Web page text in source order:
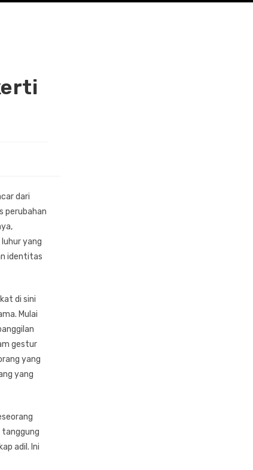
dari
perubahan
yang
identitas
di sini
Mulai
gestur
yang
yang
tanggung
adil. Ini